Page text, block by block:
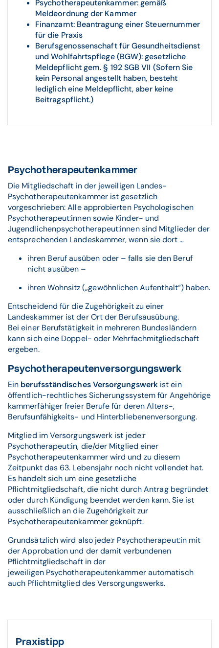
Psychotherapeutenkammer: gemäß
Meldeordnung der Kammer
Finanzamt: Beantragung einer Steuernummer
für die Praxis
Berufsgenossenschaft für Gesundheitsdienst
und Wohlfahrtspflege (BGW): gesetzliche
Meldepflicht gem. § 192 SGB VII (Sofern Sie
kein Personal angestellt haben, besteht
lediglich eine Meldepflicht, aber keine
Beitragspflicht.)
Psychotherapeutenkammer
Die Mitgliedschaft in der jeweiligen Landes-
Psychotherapeutenkammer ist gesetzlich
vorgeschrieben: Alle approbierten Psychologischen
Psychotherapeut:innen sowie Kinder- und
Jugendlichenpsychotherapeut:innen sind Mitglieder der
entsprechenden Landeskammer, wenn sie dort …
ihren Beruf ausüben oder – falls sie den Beruf
nicht ausüben –
ihren Wohnsitz („gewöhnlichen Aufenthalt“) haben.
Entscheidend für die Zugehörigkeit zu einer
Landeskammer ist der Ort der Berufsausübung.
Bei einer Berufstätigkeit in mehreren Bundesländern
kann sich eine Doppel- oder Mehrfachmitgliedschaft
ergeben.
Psychotherapeutenversorgungswerk
Ein berufsständisches Versorgungswerkist ein
öffentlich-rechtliches Sicherungssystem für Angehörige
kammerfähiger freier Berufe für deren Alters-,
Berufsunfähigkeits- und Hinterbliebenenversorgung.
Mitglied im Versorgungswerk ist jede:r
Psychotherapeut:in, die/der Mitglied einer
Psychotherapeutenkammer wird und zu diesem
Zeitpunkt das 63. Lebensjahr noch nicht vollendet hat.
Es handelt sich um eine gesetzliche
Pflichtmitgliedschaft, die nicht durch Antrag begründet
oder durch Kündigung beendet werden kann. Sie ist
ausschließlich an die Zugehörigkeit zur
Psychotherapeutenkammer geknüpft.
Grundsätzlich wird also jede:r Psychotherapeut:in mit
der Approbation und der damit verbundenen
Pflichtmitgliedschaft in der
jeweiligen Psychotherapeutenkammer automatisch
auch Pflichtmitglied des Versorgungswerks.
Praxistipp